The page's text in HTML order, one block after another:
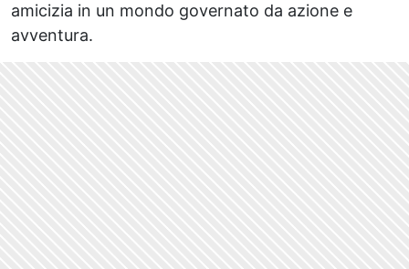
amicizia in un mondo governato da azione e
avventura.